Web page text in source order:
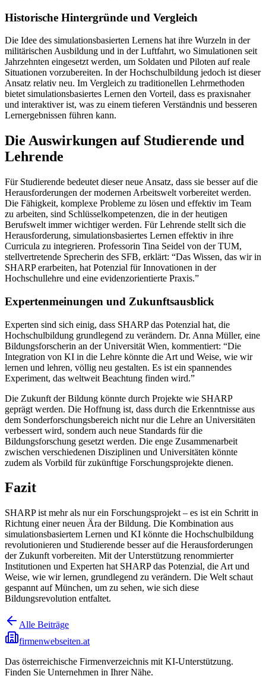
Historische Hintergründe und Vergleich
Die Idee des simulationsbasierten Lernens hat ihre Wurzeln in der
militärischen Ausbildung und in der Luftfahrt, wo Simulationen seit
Jahrzehnten eingesetzt werden, um Soldaten und Piloten auf reale
Situationen vorzubereiten. In der Hochschulbildung jedoch ist dieser
Ansatz relativ neu. Im Vergleich zu traditionellen Lehrmethoden
bietet simulationsbasiertes Lernen den Vorteil, dass es praxisnaher
und interaktiver ist, was zu einem tieferen Verständnis und besseren
Lernergebnissen führen kann.
Die Auswirkungen auf Studierende und
Lehrende
Für Studierende bedeutet dieser neue Ansatz, dass sie besser auf die
Herausforderungen der modernen Arbeitswelt vorbereitet werden.
Die Fähigkeit, komplexe Probleme zu lösen und effektiv im Team
zu arbeiten, sind Schlüsselkompetenzen, die in der heutigen
Berufswelt immer wichtiger werden. Für Lehrende stellt sich die
Herausforderung, simulationsbasiertes Lernen effektiv in ihre
Curricula zu integrieren. Professorin Tina Seidel von der TUM,
stellvertretende Sprecherin des SFB, erklärt: “Das Wissen, das wir in
SHARP erarbeiten, hat Potenzial für Innovationen in der
Hochschullehre und eine evidenzorientierte Praxis.”
Expertenmeinungen und Zukunftsausblick
Experten sind sich einig, dass SHARP das Potenzial hat, die
Hochschulbildung grundlegend zu verändern. Dr. Anna Müller, eine
Bildungsforscherin an der Universität Wien, kommentiert: “Die
Integration von KI in die Lehre könnte die Art und Weise, wie wir
lernen und lehren, völlig neu gestalten. Es ist ein spannendes
Experiment, das weltweit Beachtung finden wird.”
Die Zukunft der Bildung könnte durch Projekte wie SHARP
geprägt werden. Die Hoffnung ist, dass durch die Erkenntnisse aus
dem Sonderforschungsbereich nicht nur die Lehre an Universitäten
verbessert wird, sondern auch neue Standards für die
Bildungsforschung gesetzt werden. Die enge Zusammenarbeit
zwischen verschiedenen Disziplinen und Universitäten könnte
zudem als Vorbild für zukünftige Forschungsprojekte dienen.
Fazit
SHARP ist mehr als nur ein Forschungsprojekt – es ist ein Schritt in
Richtung einer neuen Ära der Bildung. Die Kombination aus
simulationsbasiertem Lernen und KI könnte die Hochschulbildung
revolutionieren und Studierende besser auf die Herausforderungen
der Zukunft vorbereiten. Mit der Unterstützung renommierter
Institutionen und Experten hat SHARP das Potenzial, die Art und
Weise, wie wir lernen, grundlegend zu verändern. Die Welt schaut
gespannt auf München, um zu sehen, wie sich diese
Bildungsrevolution entfaltet.
Alle Beiträge
firmenwebseiten.at
Das österreichische Firmenverzeichnis mit KI-Unterstützung.
Finden Sie Unternehmen in Ihrer Nähe.